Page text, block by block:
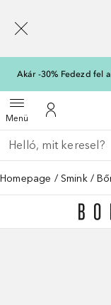
Akár -30% Fedezd fel
MenüMenü megnyitása
A fiókomhoz
Menj vissza
Keresés végrehajtása
Homepage Smink